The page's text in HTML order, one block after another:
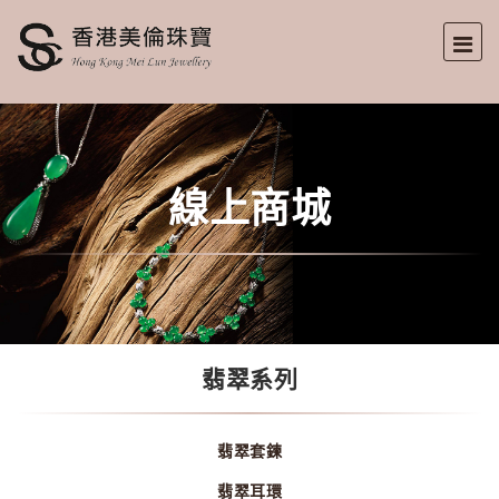
線上商城
翡翠系列
翡翠套鍊
翡翠耳環